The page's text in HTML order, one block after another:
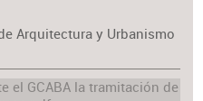
Arquitectura y Urbanismo